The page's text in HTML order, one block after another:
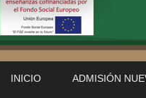
INICIO ADMISIÓN